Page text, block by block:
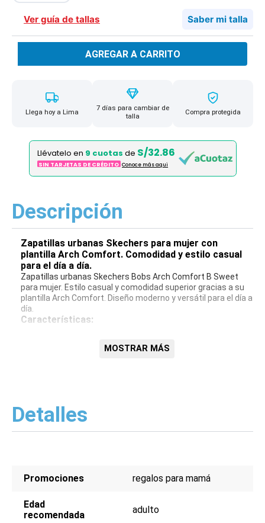
Ver guía de tallas Saber mi talla
AGREGAR A CARRITO
Llega hoy a Lima
7 días para cambiar de
talla
Compra protegida
Llévatelo en 9 cuotas de S/32.86
SIN TARJETAS DE CRÉDITO Conoce más aqui
Descripción
Zapatillas urbanas Skechers para mujer con
plantilla Arch Comfort. Comodidad y estilo casual
para el día a día.
Zapatillas urbanas Skechers Bobs Arch Comfort B Sweet
para mujer. Estilo casual y comodidad superior gracias a su
plantilla Arch Comfort. Diseño moderno y versátil para el día a
día.
Características:
Diseño urbano y moderno
MOSTRAR MÁS
Detalles
Promociones regalos para mamá
Edad
recomendada
adulto